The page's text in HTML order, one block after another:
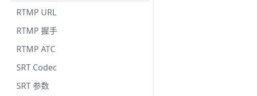
RTMP URL
RTMP 握手
RTMP ATC
SRT Codec
SRT 参数